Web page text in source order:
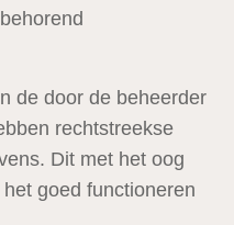
de door de beheerder
rechtstreekse
Dit met het oog
goed functioneren